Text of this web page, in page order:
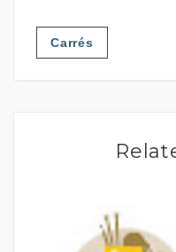
Carrés